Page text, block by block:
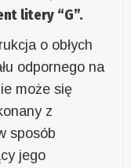
litery “G”.
o obłych
odpornego na
może się
z
sposób
jego